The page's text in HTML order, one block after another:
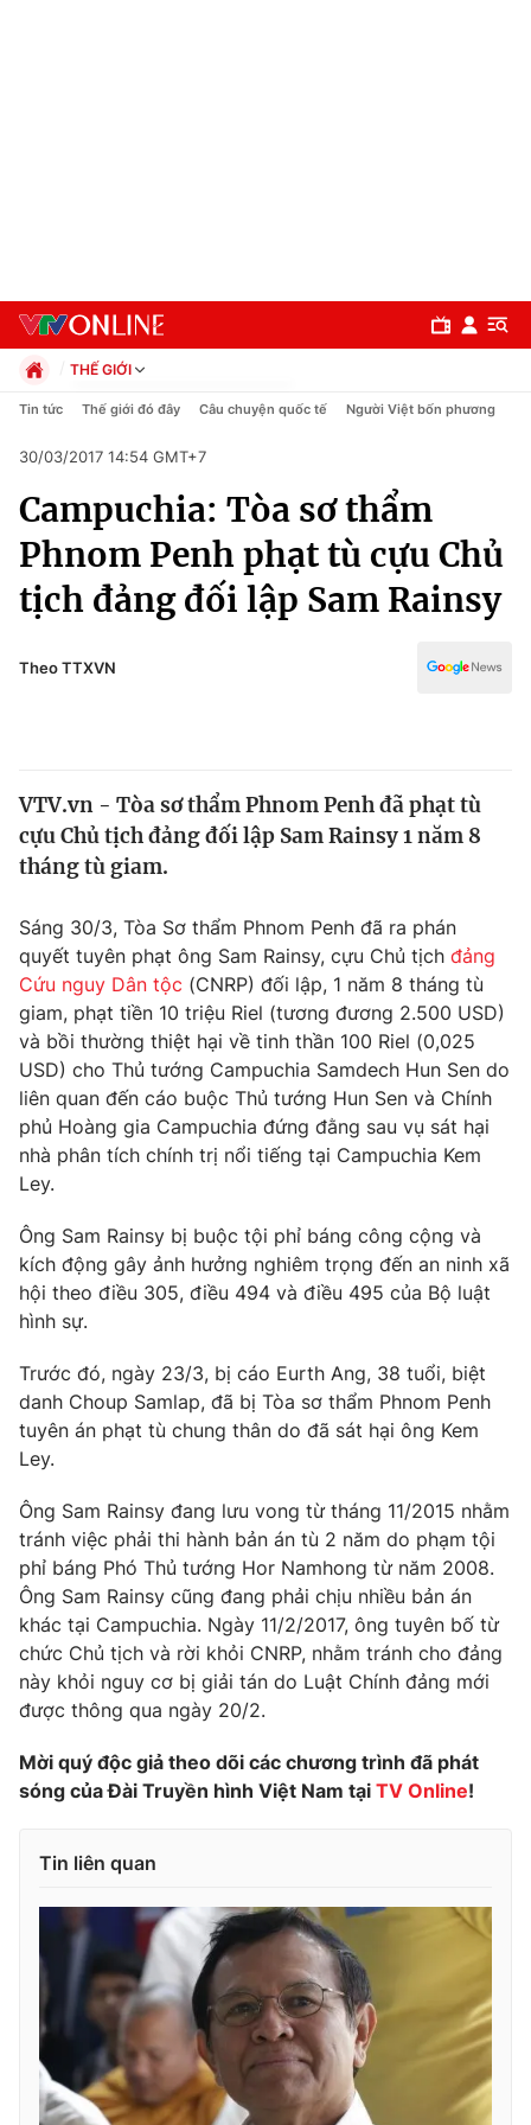
Chuyên mục
Chính trị
Xã hội
Pháp luật
Thế giới
Tin tức
Câu chuyện quốc tế
Kinh tế
Tài chính
Thị trường
Góc doanh nghiệp
Dữ liệu và đời sống
Truyền hình
Phim VTV
Hậu trường
Nhân vật
Giải sao mai
Giải trí
Điện ảnh
Âm nhạc
Sao
Đời sống
Làm đẹp
Chất lượng cuộc sống
Giáo dục
Tuyển sinh
Học trực tuyến
Công nghệ
Sản phẩm
Thị trường
Giao lưu trực tuyến
Lịch phát sóng
Chuyên mục khác
Emagazine Podcast
Photo Infographic
Video Shorts video
VTV Money VTV Thể thao
Thị trường 24h Tấm lòng Việt
Vươn mình bằng AI
VTV9 VTV8
Liên hệ tòa soạn English
THẾ GIỚI
Chính trị
Pháp luật
Kinh tế
Thể thao
Truyền hình
Văn hóa - Giải trí
Tin tức Thế giới đó đây Câu chuyện quốc tế Người Việt bốn phương
30/03/2017 14:54 GMT+7
Campuchia: Tòa sơ thẩm
Phnom Penh phạt tù cựu Chủ
tịch đảng đối lập Sam Rainsy
Theo TTXVN
VTV.vn - Tòa sơ thẩm Phnom Penh đã phạt tù
cựu Chủ tịch đảng đối lập Sam Rainsy 1 năm 8
tháng tù giam.
Sáng 30/3, Tòa Sơ thẩm Phnom Penh đã ra phán
quyết tuyên phạt ông Sam Rainsy, cựu Chủ tịch đảng
Cứu nguy Dân tộc (CNRP) đối lập, 1 năm 8 tháng tù
giam, phạt tiền 10 triệu Riel (tương đương 2.500 USD)
và bồi thường thiệt hại về tinh thần 100 Riel (0,025
USD) cho Thủ tướng Campuchia Samdech Hun Sen do
liên quan đến cáo buộc Thủ tướng Hun Sen và Chính
phủ Hoàng gia Campuchia đứng đằng sau vụ sát hại
nhà phân tích chính trị nổi tiếng tại Campuchia Kem
Ley.
Ông Sam Rainsy bị buộc tội phỉ báng công cộng và
kích động gây ảnh hưởng nghiêm trọng đến an ninh xã
hội theo điều 305, điều 494 và điều 495 của Bộ luật
hình sự.
Trước đó, ngày 23/3, bị cáo Eurth Ang, 38 tuổi, biệt
danh Choup Samlap, đã bị Tòa sơ thẩm Phnom Penh
tuyên án phạt tù chung thân do đã sát hại ông Kem
Ley.
Ông Sam Rainsy đang lưu vong từ tháng 11/2015 nhằm
tránh việc phải thi hành bản án tù 2 năm do phạm tội
phỉ báng Phó Thủ tướng Hor Namhong từ năm 2008.
Ông Sam Rainsy cũng đang phải chịu nhiều bản án
khác tại Campuchia. Ngày 11/2/2017, ông tuyên bố từ
chức Chủ tịch và rời khỏi CNRP, nhằm tránh cho đảng
này khỏi nguy cơ bị giải tán do Luật Chính đảng mới
được thông qua ngày 20/2.
Mời quý độc giả theo dõi các chương trình đã phát
sóng của Đài Truyền hình Việt Nam tại TV Online!
Tin liên quan